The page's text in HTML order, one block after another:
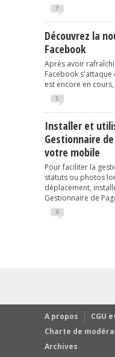
7
Découvrez la
Facebook
Après avoir
Facebook s'attaque
est encore en
1
Installer et
Gestionnaire
votre mobile
Pour faciliter la
statuts ou photos
déplacement,
Gestionnaire de
3
A propos
CGU
Charte de
Archives